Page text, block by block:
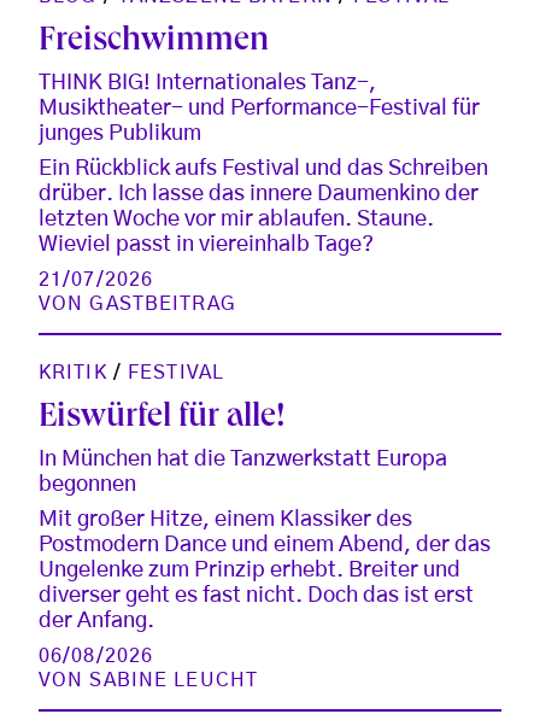
Freischwimmen
THINK BIG! Internationales Tanz-,
Musiktheater- und Performance-Festival für
junges Publikum
Ein Rückblick aufs Festival und das Schreiben
drüber. Ich lasse das innere Daumenkino der
letzten Woche vor mir ablaufen. Staune.
Wieviel passt in viereinhalb Tage?
21/07/2026
VONGASTBEITRAG
KRITIK / FESTIVAL
Eiswürfel für alle!
In München hat die Tanzwerkstatt Europa
begonnen
Mit großer Hitze, einem Klassiker des
Postmodern Dance und einem Abend, der das
Ungelenke zum Prinzip erhebt. Breiter und
diverser geht es fast nicht. Doch das ist erst
der Anfang.
06/08/2026
VONSABINE LEUCHT